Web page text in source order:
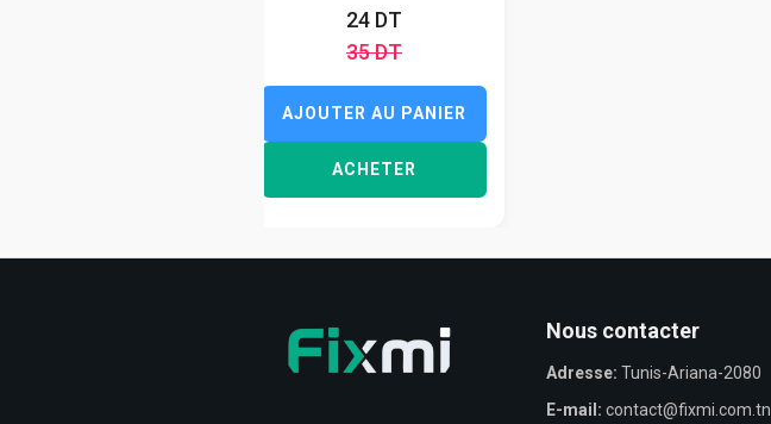
24 DT
35 DT
AJOUTER AU PANIER
ACHETER
Nous contacter
Adresse: Tunis-Ariana-2080
E-mail: contact@fixmi.com.tn